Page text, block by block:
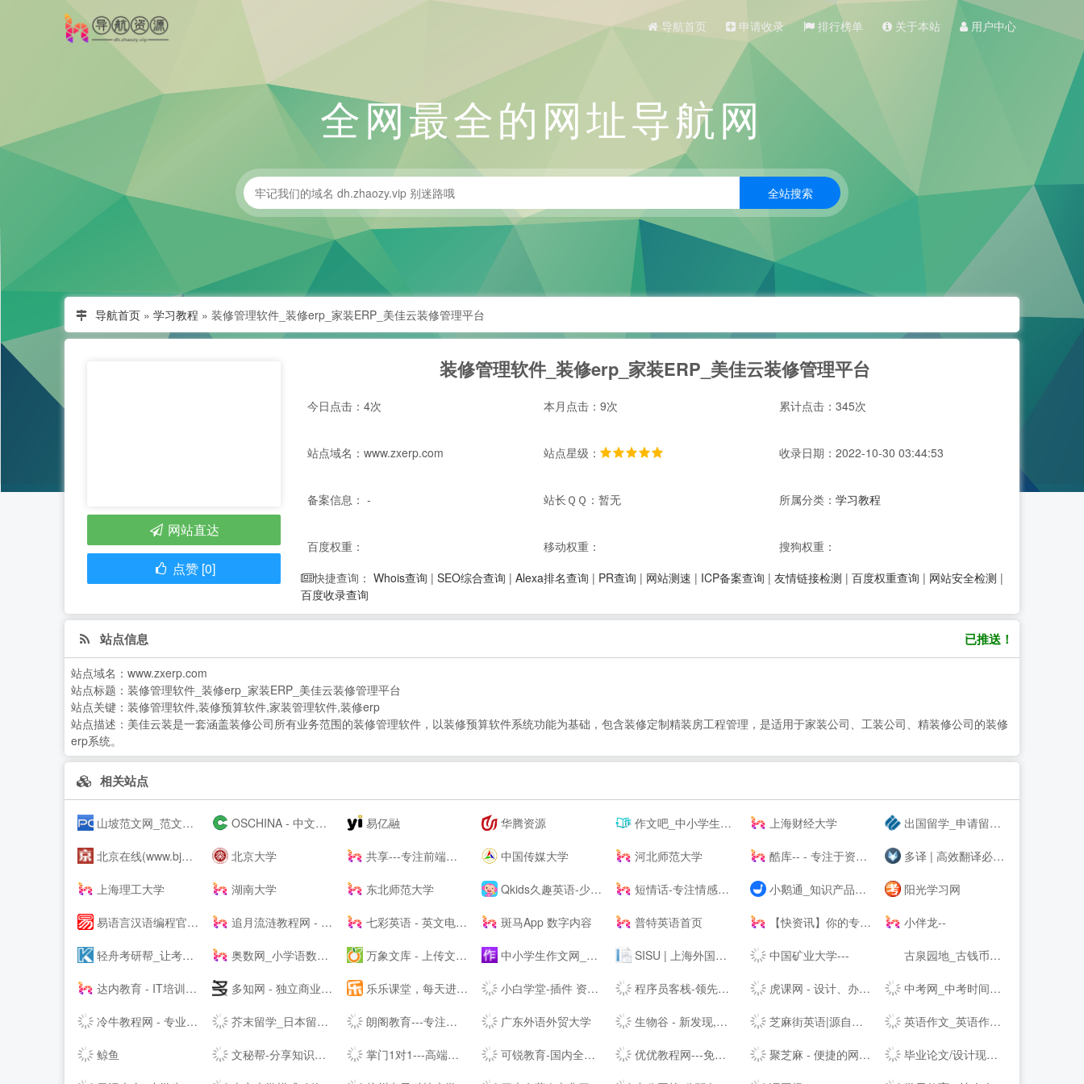
导航首页 申请收录 排行榜单 关于本站 用户中心
全网最全的网址导航网
导航首页 » 学习教程 » 装修管理软件_装修erp_家装ERP_美佳云装修管理平台
装修管理软件_装修erp_家装ERP_美佳云装修管理平台
今日点击：4次 本月点击：9次 累计点击：345次
站点域名：www.zxerp.com 站点星级： 收录日期：2022-10-30 03:44:53
备案信息： - 站长ＱＱ：暂无 所属分类：学习教程
百度权重： 移动权重： 搜狗权重：
快捷查询： Whois查询 | SEO综合查询 | Alexa排名查询 | PR查询 | 网站测速 | ICP备案查询 | 友情链接检测 | 百度权重查询 | 网站安全检测 |
百度收录查询
网站直达
点赞 [0]
站点信息 已推送！
站点域名： www.zxerp.com
站点标题： 装修管理软件_装修erp_家装ERP_美佳云装修管理平台
站点关键： 装修管理软件,装修预算软件,家装管理软件,装修erp
站点描述： 美佳云装是一套涵盖装修公司所有业务范围的装修管理软件，以装修预算软件系统功能为基础，包含装修定制精装房工程管理，是适用于家装公司、工装公司、精装修公司的装修
erp系统。
相关站点
山坡范文网_范文_免费范文_工作总结 OSCHINA - 中文开源技术交流社区 易亿融 华腾资源 作文吧_中小学生作文网_优秀作文大全 上海财经大学 出国留学_申请留学指导_专业的留学咨询中介-启德教育
北京在线(www.bjol.com.cn) - 东方在线-北京城市网-北京之窗-北京城市--,www.bjol.com.cn 北京大学 共享---专注前端行业精选-分享最具有价值的内容-鹏仔先生的-- 中国传媒大学 河北师范大学 酷库-- - 专注于资源分享的blog 多译 | 高效翻译必备工具 - 免费文档在线翻译 百度 谷歌 有道 翻译
上海理工大学 湖南大学 东北师范大学 Qkids久趣英语-少儿英语-全英文授课 短情话-专注情感语录精选 小鹅通_知识产品与用户服务的私域运营工具 阳光学习网
易语言汉语编程官方站 追月流涟教程网 - 最优秀的QQ技术网 - 技术资源网 - 分享技术教程QQ资源网 七彩英语 - 英文电子书下载站 PDF|TXT格式英文原版原著下载 斑马App 数字内容 普特英语首页 【快资讯】你的专属资讯平台 小伴龙--
轻舟考研帮_让考研简单不孤单！_考研网（kaoyan.com） 奥数网_小学语数英、家庭教育专业网站 万象文库 - 上传文档分享的网站 中小学生作文网_中考高考满分作文_初中作文_高中优秀作文大全 SISU | 上海外国语大学 中国矿业大学--- 古泉园地_古钱币_机制币_金银锭_杂项
达内教育 - IT培训/UI设计/运营/影视特效培训机构 多知网 - 独立商业视角 新锐教育观察 乐乐课堂，每天进步多一点！ 小白学堂-插件 资源 Idea 破解码 激活码 idea激活码 程序员 程序员客栈-领先的程序员自由工作平台-程序员兼职 虎课网 - 设计、办公软件视频教程在线学习_ 每天免费学一课 中考网_中考时间_中考分数线_中考成绩查询
冷牛教程网 - 专业的网络资源分享基地 芥末留学_日本留学_韩国留学_英澳留学_值得信赖的在线留学申请平台 朗阁教育---专注雅思培训、新托福、SAT等出国留学英语考试留学培训机构 广东外语外贸大学 生物谷 - 新发现,新技术,新产业 - 生物医药新媒体门户 芝麻街英语|源自美国《芝麻街》3-12岁高端少儿英语教育品牌 英语作文_英语作文大全_英语作文网
鲸鱼 文秘帮-分享知识，共创价值！ 掌门1对1---高端中小学在线教育辅导品牌-名校精英在线教学-掌门一对一-掌门优课升级版 可锐教育-国内全日制考研住宿第一村【考研村】 优优教程网---免费自学软件就上优优网-PS,AI,C4D,AE,UI,Sketch,平面,海报等原创免费教程在线学习-UiiiUiii-- 聚芝麻 - 便捷的网址大全站，网址查询就是这么简单！ 毕业论文/设计现稿范文Word免费下载库-飞创论文